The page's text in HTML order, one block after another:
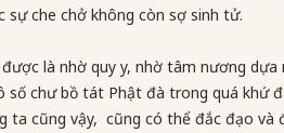
sự che chở không còn sợ sinh tử.
là nhờ quy y, nhờ tâm nương dựa
số chư bồ tát Phật đà trong quá khứ
ta cũng vậy, cũng có thể đắc đạo và